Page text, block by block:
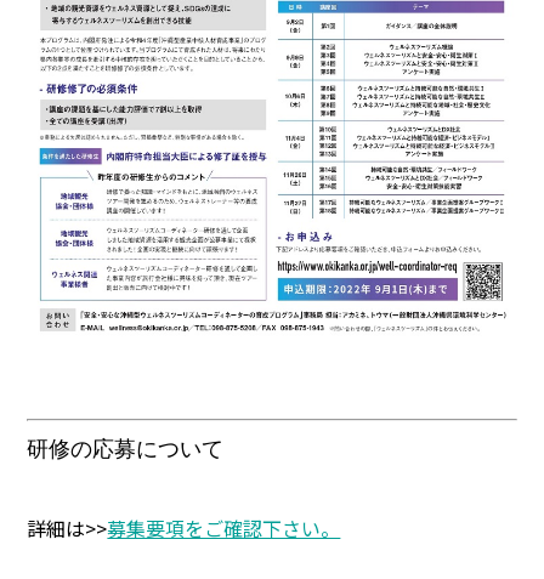
研修の応募について
詳細は>>募集要項をご確認下さい。